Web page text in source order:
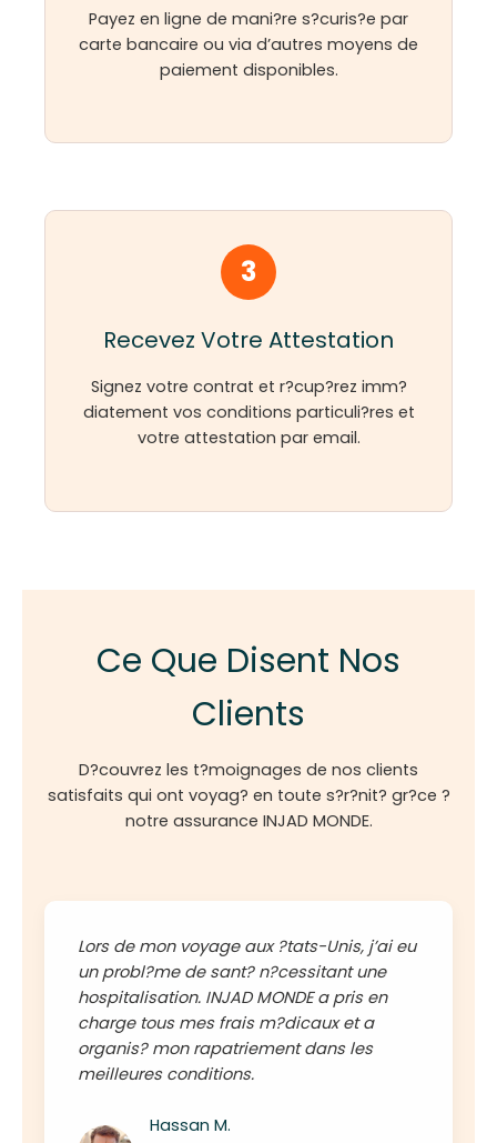
Payez en ligne de mani?re s?curis?e par
carte bancaire ou via d’autres moyens de
paiement disponibles.
3
Recevez Votre Attestation
Signez votre contrat et r?cup?rez imm?
diatement vos conditions particuli?res et
votre attestation par email.
Ce Que Disent Nos
Clients
D?couvrez les t?moignages de nos clients
satisfaits qui ont voyag? en toute s?r?nit? gr?ce ?
notre assurance INJAD MONDE.
Lors de mon voyage aux ?tats-Unis, j’ai eu
un probl?me de sant? n?cessitant une
hospitalisation. INJAD MONDE a pris en
charge tous mes frais m?dicaux et a
organis? mon rapatriement dans les
meilleures conditions.
Hassan M.